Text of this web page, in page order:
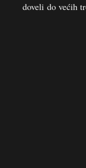
doveli do većih